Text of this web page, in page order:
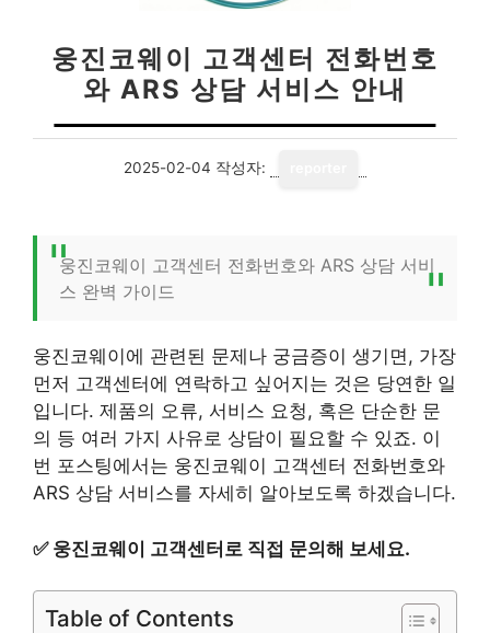
웅진코웨이 고객센터 전화번호
와 ARS 상담 서비스 안내
2025-02-04 작성자:
웅진코웨이 고객센터 전화번호와 ARS 상담 서비
스 완벽 가이드
웅진코웨이에 관련된 문제나 궁금증이 생기면, 가장
먼저 고객센터에 연락하고 싶어지는 것은 당연한 일
입니다. 제품의 오류, 서비스 요청, 혹은 단순한 문
의 등 여러 가지 사유로 상담이 필요할 수 있죠. 이
번 포스팅에서는 웅진코웨이 고객센터 전화번호와
ARS 상담 서비스를 자세히 알아보도록 하겠습니다.
✅ 웅진코웨이 고객센터로 직접 문의해 보세요.
Table of Contents